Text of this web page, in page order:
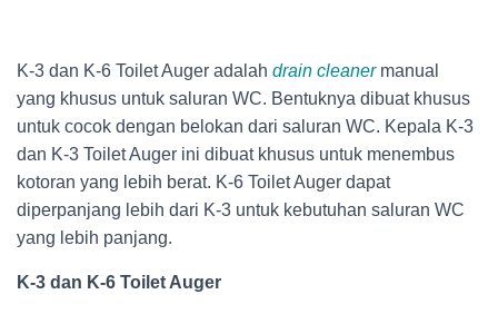
K-3 dan K-6 Toilet Auger adalah drain cleanermanual
yang khusus untuk saluran WC. Bentuknya dibuat khusus
untuk cocok dengan belokan dari saluran WC. Kepala K-3
dan K-3 Toilet Auger ini dibuat khusus untuk menembus
kotoran yang lebih berat. K-6 Toilet Auger dapat
diperpanjang lebih dari K-3 untuk kebutuhan saluran WC
yang lebih panjang.
K-3 dan K-6 Toilet Auger